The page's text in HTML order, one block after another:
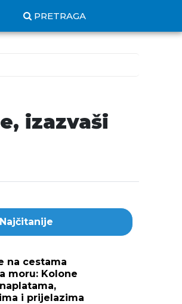
PRETRAGA
izazvaši
Najčitanije
na cestama
moru: Kolone
i prijelazima